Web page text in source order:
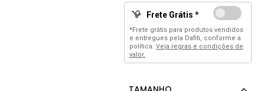
Frete Grátis *
*Frete grátis para produtos vendidos
e entregues pela Dafiti, conforme a
política: Veja regras e condições de
valor.